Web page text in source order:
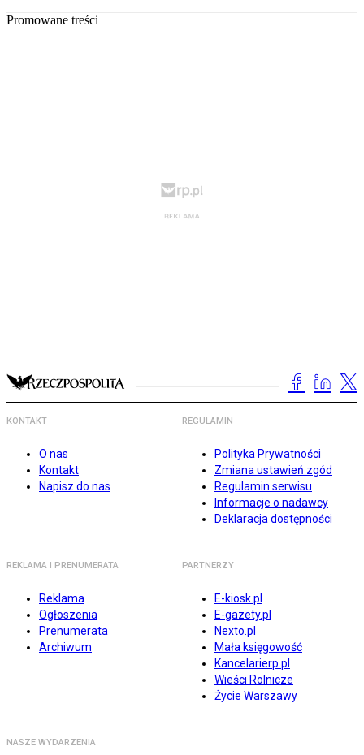
Promowane treści
KONTAKT
O nas
Kontakt
Napisz do nas
REGULAMIN
Polityka Prywatności
Zmiana ustawień zgód
Regulamin serwisu
Informacje o nadawcy
Deklaracja dostępności
REKLAMA I PRENUMERATA
Reklama
Ogłoszenia
Prenumerata
Archiwum
PARTNERZY
E-kiosk.pl
E-gazety.pl
Nexto.pl
Mała księgowość
Kancelarierp.pl
Wieści Rolnicze
Życie Warszawy
NASZE WYDARZENIA